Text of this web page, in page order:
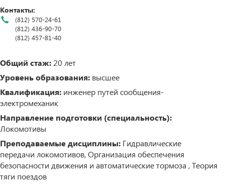
Контакты:
(812) 570-24-61
(812) 436-90-70
(812) 457-81-40
Общий стаж: 20 лет
Уровень образования: высшее
Квалификация: инженер путей сообщения-
электромеханик
Направление подготовки (специальность):
Локомотивы
Преподаваемые дисциплины: Гидравлические
передачи локомотивов, Организация обеспечения
безопасности движения и автоматические тормоза , Теория
тяги поездов